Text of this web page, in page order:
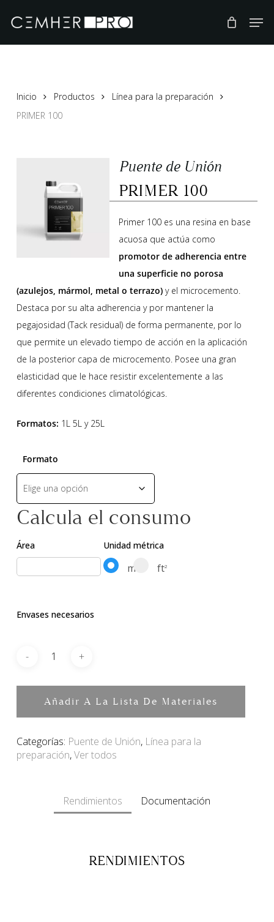
main
Inicio Productos
Línea para la preparación
PRIMER 100
Puente de Unión
PRIMER 100
Primer 100 es una resina en base
acuosa que actúa como
promotor de adherencia entre
una superficie no porosa
(azulejos, mármol, metal o terrazo)y el microcemento.
Destaca por su alta adherencia y por mantener la
pegajosidad (Tack residual) de forma permanente, por lo
que permite un elevado tiempo de acción en la aplicación
de la posterior capa de microcemento. Posee una gran
elasticidad que le hace resistir excelentemente a las
diferentes condiciones climatológicas.
Formatos: 1L 5L y 25L
Formato
Calcula el consumo
Área Unidad métrica
m ft2
Envases necesarios
Añadir A La Lista De Materiales
Categorías: Puente de Unión, Línea para la
preparación,Ver todos
Rendimientos Documentación
RENDIMIENTOS